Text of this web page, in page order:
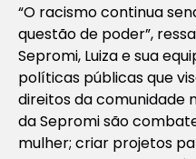
“O racismo continua
questão de poder”,
Sepromi, Luiza e sua
políticas públicas que
direitos da comunidade
da Sepromi são
mulher; criar projetos